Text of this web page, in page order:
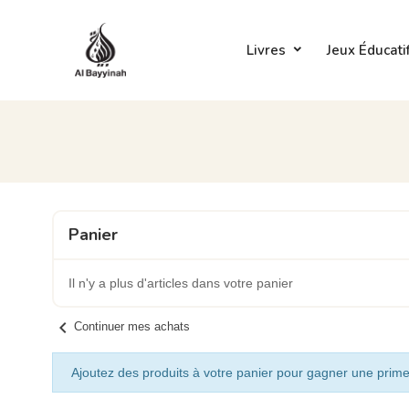
Livres Jeux
Panier
Il n'y a plus d'articles dans votre panier
chevron_left Continuer mes achats
Ajoutez des produits à votre panier pour gagner une